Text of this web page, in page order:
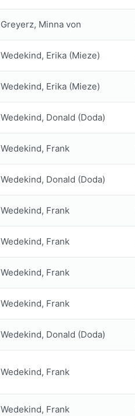
Greyerz, Minna von
Wedekind, Erika (Mieze)
Wedekind, Erika (Mieze)
Wedekind, Donald (Doda)
Wedekind, Frank
Wedekind, Donald (Doda)
Wedekind, Frank
Wedekind, Frank
Wedekind, Frank
Wedekind, Frank
Wedekind, Donald (Doda)
Wedekind, Frank
Wedekind, Frank